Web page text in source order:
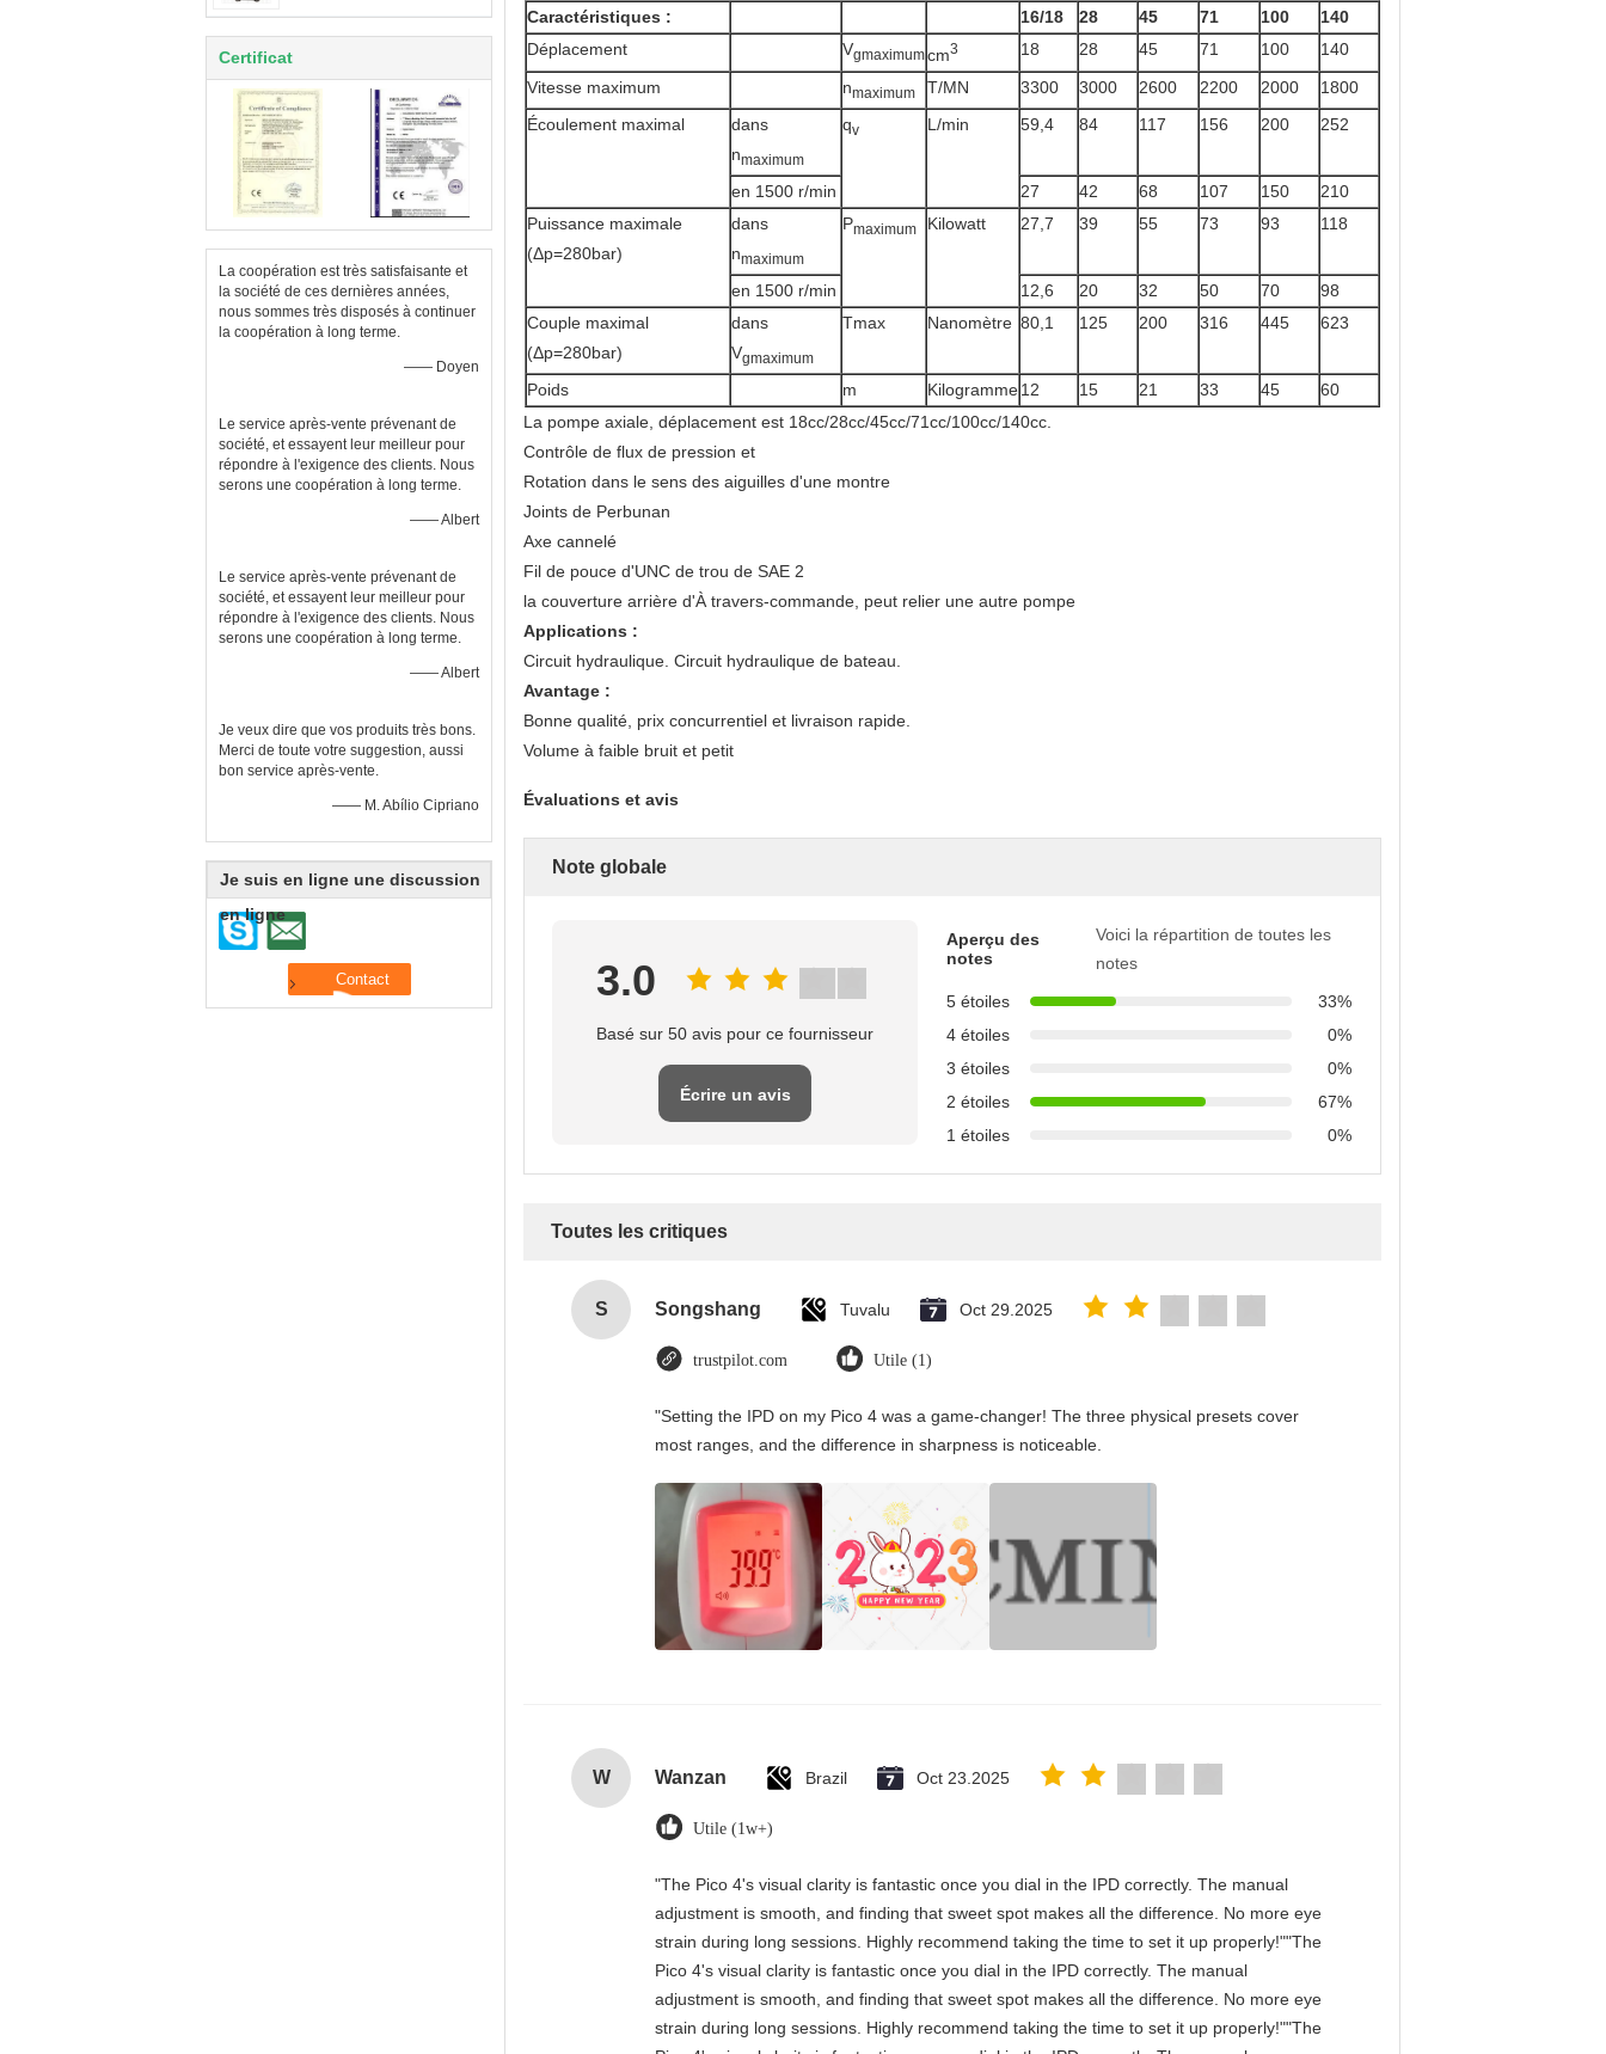
Certificat
La coopération est très satisfaisante et
la société de ces dernières années,
nous sommes très disposés à continuer
la coopération à long terme.
—— Doyen
Le service après-vente prévenant de
société, et essayent leur meilleur pour
répondre à l'exigence des clients. Nous
serons une coopération à long terme.
—— Albert
Le service après-vente prévenant de
société, et essayent leur meilleur pour
répondre à l'exigence des clients. Nous
serons une coopération à long terme.
—— Albert
Je veux dire que vos produits très bons.
Merci de toute votre suggestion, aussi
bon service après-vente.
—— M. Abílio Cipriano
Je suis en ligne une discussion
en ligne
Caractéristiques :
16/18 28 45 71 100
140
Déplacement
Vgmaximumcm3 18 28 45 71 100
140
Vitesse maximum
nmaximum T/MN 3300 3000 2600 2200 2000
1800
Écoulement maximal
dans
nmaximum
qv L/min 59,4 84 117 156 200 252
en 1500 r/min 27 42 68 107 150
210
Puissance maximale
(Δp=280bar)
dans
nmaximum
Pmaximum Kilowatt 27,7 39 55 73 93 118
en 1500 r/min 12,6 20 32 50 70
98
Couple maximal
(Δp=280bar)
dans
Vgmaximum
Tmax Nanomètre 80,1 125 200 316 445 623
Poids m Kilogramme12 15 21 33 45
60
La pompe axiale, déplacement est 18cc/28cc/45cc/71cc/100cc/140cc.
Contrôle de flux de pression et
Rotation dans le sens des aiguilles d'une montre
Joints de Perbunan
Axe cannelé
Fil de pouce d'UNC de trou de SAE 2
la couverture arrière d'À travers-commande, peut relier une autre pompe
Applications :
Circuit hydraulique. Circuit hydraulique de bateau.
Avantage :
Bonne qualité, prix concurrentiel et livraison rapide.
Volume à faible bruit et petit
Évaluations et avis
Note globale
3.0
Basé sur 50 avis pour ce fournisseur
Écrire un avis
Aperçu des
notes
Voici la répartition de toutes les
notes
5 étoiles
33%
4 étoiles
0%
3 étoiles
0%
2 étoiles
67%
1 étoiles
0%
Toutes les critiques
S Songshang Tuvalu Oct 29.2025
trustpilot.com Utile (1)
"Setting the IPD on my Pico 4 was a game-changer! The three physical presets cover
most ranges, and the difference in sharpness is noticeable.
W Wanzan Brazil Oct 23.2025
Utile (1w+)
"The Pico 4's visual clarity is fantastic once you dial in the IPD correctly. The manual
adjustment is smooth, and finding that sweet spot makes all the difference. No more eye
strain during long sessions. Highly recommend taking the time to set it up properly!""The
Pico 4's visual clarity is fantastic once you dial in the IPD correctly. The manual
adjustment is smooth, and finding that sweet spot makes all the difference. No more eye
strain during long sessions. Highly recommend taking the time to set it up properly!""The